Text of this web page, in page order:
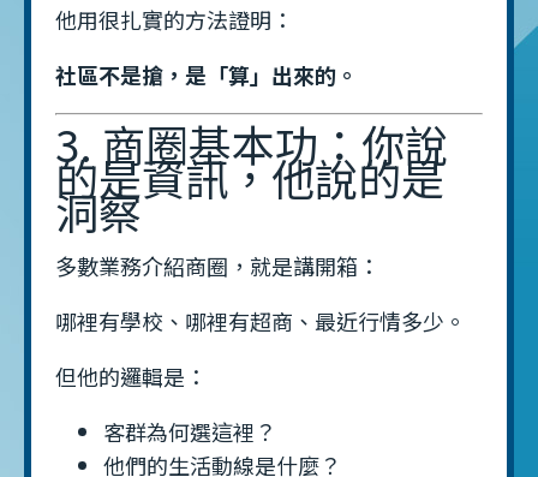
他用很扎實的方法證明：
社區不是搶，是「算」出來的。
3. 商圈基本功：你說
的是資訊，他說的是
洞察
多數業務介紹商圈，就是講開箱：
哪裡有學校、哪裡有超商、最近行情多少。
但他的邏輯是：
客群為何選這裡？
他們的生活動線是什麼？